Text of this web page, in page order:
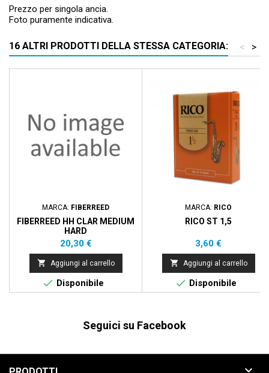
Prezzo per singola ancia.
Foto puramente indicativa.
16 ALTRI PRODOTTI DELLA STESSA CATEGORIA: >
<
MARCA: FIBERREED
FIBERREED HH CLAR MEDIUM
HARD
Prezzo
20,30 €
 Aggiungi al carrello
 Disponibile
MARCA: RICO
RICO ST 1,5
Prezzo
3,60 €
 Aggiungi al carrello
 Disponibile
Seguici su Facebook